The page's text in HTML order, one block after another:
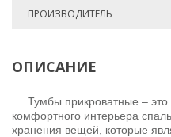
ПРОИЗВОДИТЕЛЬ
ОПИСАНИЕ
Тумбы прикроватные –
комфортного интерьера
хранения вещей, которые